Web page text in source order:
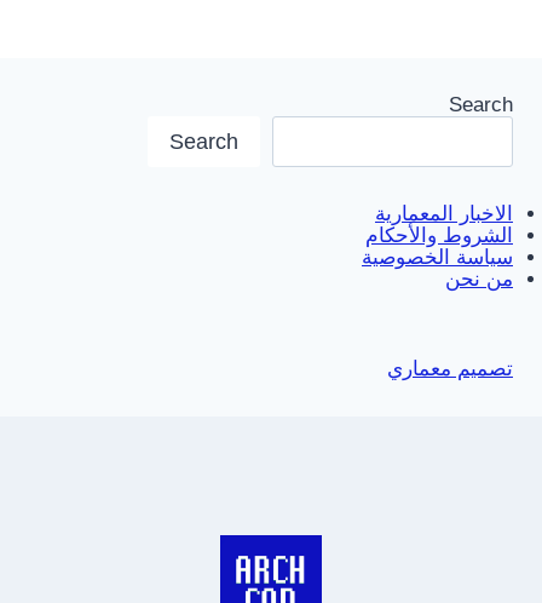
Search
Search
الاخبار المعمارية
الشروط والأحكام
سياسة الخصوصية
من نحن
تصميم معماري